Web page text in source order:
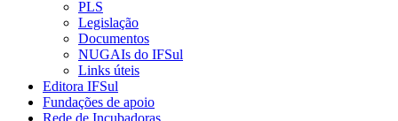
PLS
Legislação
Documentos
NUGAIs do IFSul
Links úteis
Editora IFSul
Fundações de apoio
Rede de Incubadoras